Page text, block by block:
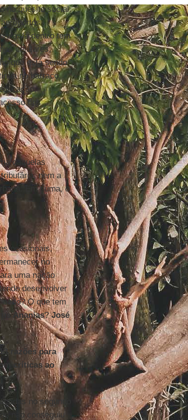
no quesito social.
lá dentro tem
celulares,
que está sendo
no barraco,
dos
daquelas
nem a
Em suma, o
ocasionais,
no
uma nação
desenvolver
O que tem
Ananias?José
razões para
críticas ao
no segundo
não conseguiu